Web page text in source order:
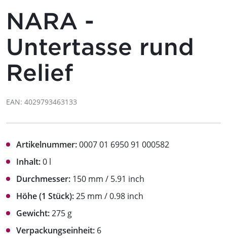
NARA -
Untertasse rund
Relief
EAN: 4029793463133
Artikelnummer:0007 01 6950 91 000582
Inhalt:0 l
Durchmesser: 150 mm / 5.91 inch
Höhe (1 Stück):25 mm / 0.98 inch
Gewicht:275 g
Verpackungseinheit: 6